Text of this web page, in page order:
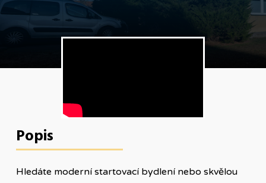
Popis
Hledáte moderní startovací bydlení nebo skvělou